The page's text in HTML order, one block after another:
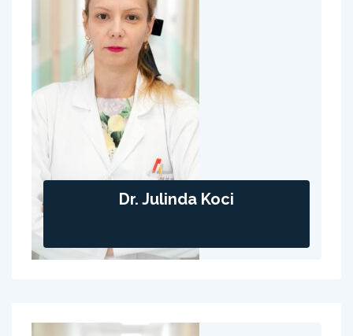
Dr. Julinda Koci